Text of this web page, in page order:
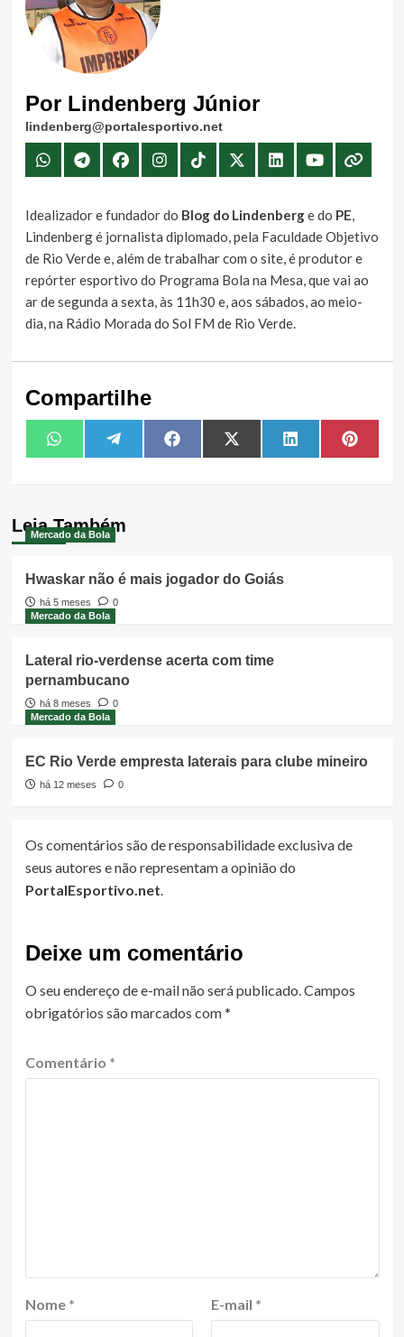
Por Lindenberg Júnior
lindenberg@portalesportivo.net
Idealizador e fundador do Blog do Lindenberge do PE,
Lindenberg é jornalista diplomado, pela Faculdade Objetivo
de Rio Verde e, além de trabalhar com o site, é produtor e
repórter esportivo do Programa Bola na Mesa, que vai ao
ar de segunda a sexta, às 11h30 e, aos sábados, ao meio-
dia, na Rádio Morada do Sol FM de Rio Verde.
Compartilhe
Share
on
WhatsAppShare
on
TelegramShare
on
FacebookShare
on
X
(Twitter)
Share
on
LinkedIn Share
on
Leia Também
Mercado da Bola
Hwaskar não é mais jogador do Goiás
há 5 meses
0
Mercado da Bola
Lateral rio-verdense acerta com time
pernambucano
há 8 meses
0
Mercado da Bola
EC Rio Verde empresta laterais para clube mineiro
há 12 meses 0
Os comentários são de responsabilidade exclusiva de
seus autores e não representam a opinião do
PortalEsportivo.net.
Deixe um comentário
O seu endereço de e-mail não será publicado.Campos
obrigatórios são marcados com*
Comentário *
Nome * E-mail *